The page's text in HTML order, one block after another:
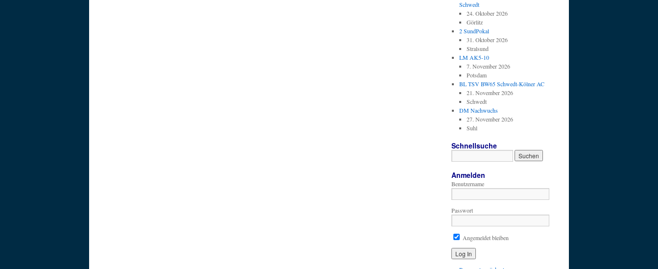
Schwedt
24. Oktober 2026
Görlitz
2 SundPokal
31. Oktober 2026
Stralsund
LM AK5-10
7. November 2026
Potsdam
BL TSV BW65 Schwedt-Kölner AC
21. November 2026
Schwedt
DM Nachwuchs
27. November 2026
Suhl
Schnellsuche
Anmelden
Benutzername
Passwort
Angemeldet bleiben